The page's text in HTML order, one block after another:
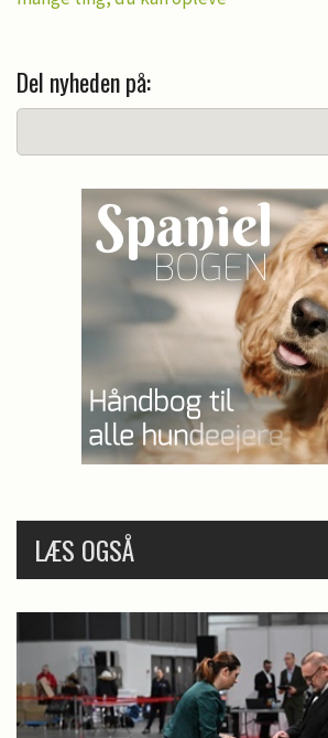
Del nyheden på:
LÆS OGSÅ